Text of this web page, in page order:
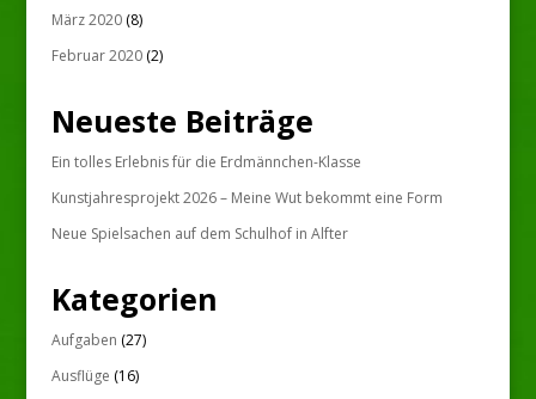
März 2020(8)
Februar 2020(2)
Neueste Beiträge
Ein tolles Erlebnis für die Erdmännchen-Klasse
Kunstjahresprojekt 2026 – Meine Wut bekommt eine Form
Neue Spielsachen auf dem Schulhof in Alfter
Kategorien
Aufgaben (27)
Ausflüge (16)